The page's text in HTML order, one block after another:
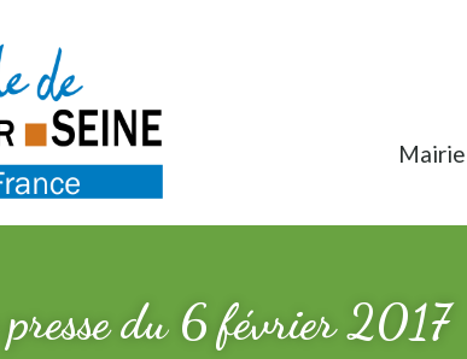
Mairie
presse du 6 février 2017